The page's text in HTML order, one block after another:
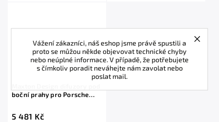
Vážení zákazníci, náš eshop jsme právě spustili a
proto se můžou někde objevovat technické chyby
nebo neúplné informace. V případě, že potřebujete
s čímkoliv poradit neváhejte nám zavolat nebo
poslat mail.
boční prahy pro Porsche
5 481 Kč